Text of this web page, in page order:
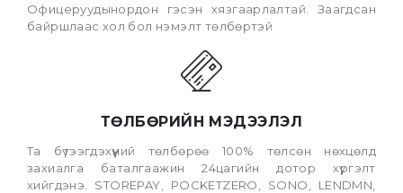
Офицеруудынордон гэсэн хязгаарлалтай. Заагдсан
байршлаас хол бол нэмэлт төлбөртэй
ТӨЛБӨРИЙН МЭДЭЭЛЭЛ
Та бүтээгдэхүүний төлбөрөө 100% төлсөн нөхцөлд
захиалга баталгаажин 24цагийн дотор хүргэлт
хийгдэнэ. STOREPAY, POCKETZERO, SONO, LENDMN,